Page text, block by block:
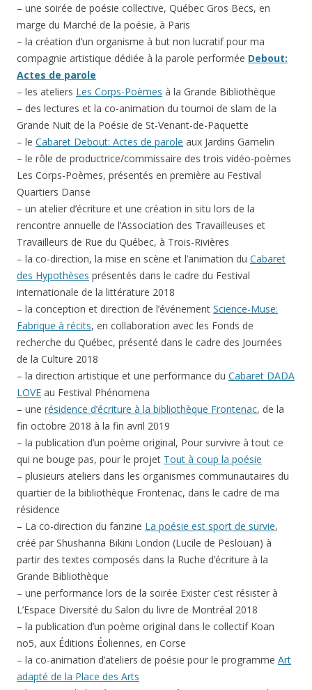
– une soirée de poésie collective, Québec Gros Becs, en
marge du Marché de la poésie, à Paris
– la création d’un organisme à but non lucratif pour ma
compagnie artistique dédiée à la parole performée Debout:
Actes de parole
– les ateliers Les Corps-Poèmes à la Grande Bibliothèque
– des lectures et la co-animation du tournoi de slam de la
Grande Nuit de la Poésie de St-Venant-de-Paquette
– le Cabaret Debout: Actes de parole aux Jardins Gamelin
– le rôle de productrice/commissaire des trois vidéo-poèmes
Les Corps-Poèmes, présentés en première au Festival
Quartiers Danse
– un atelier d’écriture et une création in situ lors de la
rencontre annuelle de l’Association des Travailleuses et
Travailleurs de Rue du Québec, à Trois-Rivières
– la co-direction, la mise en scène et l’animation du Cabaret
des Hypothèses présentés dans le cadre du Festival
internationale de la littérature 2018
– la conception et direction de l’événement Science-Muse:
Fabrique à récits, en collaboration avec les Fonds de
recherche du Québec, présenté dans le cadre des Journées
de la Culture 2018
– la direction artistique et une performance du Cabaret DADA
LOVE au Festival Phénomena
– une résidence d’écriture à la bibliothèque Frontenac, de la
fin octobre 2018 à la fin avril 2019
– la publication d’un poème original, Pour survivre à tout ce
qui ne bouge pas, pour le projet Tout à coup la poésie
– plusieurs ateliers dans les organismes communautaires du
quartier de la bibliothèque Frontenac, dans le cadre de ma
résidence
– La co-direction du fanzine La poésie est sport de survie,
créé par Shushanna Bikini London (Lucile de Pesloüan) à
partir des textes composés dans la Ruche d’écriture à la
Grande Bibliothèque
– une performance lors de la soirée Exister c’est résister à
L’Espace Diversité du Salon du livre de Montréal 2018
– la publication d’un poème original dans le collectif Koan
no5, aux Éditions Éoliennes, en Corse
– la co-animation d’ateliers de poésie pour le programme Art
adapté de la Place des Arts